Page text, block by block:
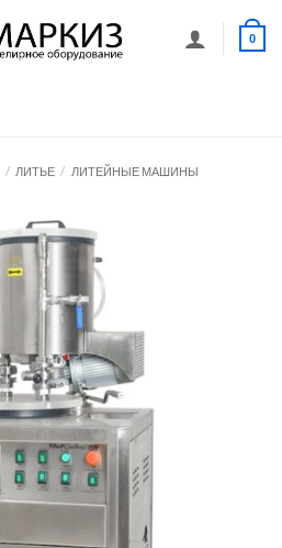
0
/ ЛИТЬЕ / ЛИТЕЙНЫЕ МАШИНЫ